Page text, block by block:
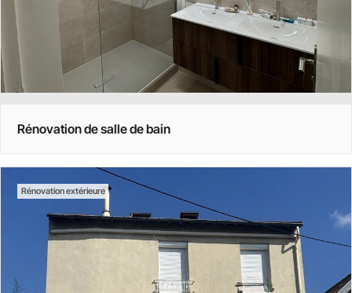
Rénovation de salle de bain
Rénovation extérieure